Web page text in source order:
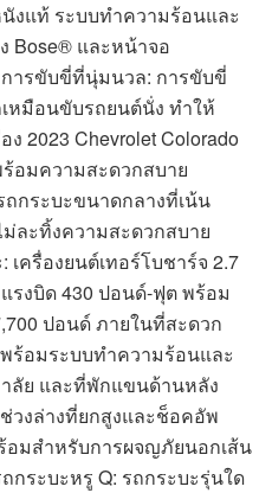
งแท้ ระบบทำความร้อนและ
Bose® และหน้าจอ
การขับขี่ที่นุ่มนวล: การขับขี่
หมือนขับรถยนต์นั่ง ทำให้
2023 Chevrolet Colorado
อมความสะดวกสบาย
ถกระบะขนาดกลางที่เน้น
ละทิ้งความสะดวกสบาย
ครื่องยนต์เทอร์โบชาร์จ 2.7
รงบิด 430 ปอนด์-ฟุต พร้อม
ปอนด์ ภายในที่สะดวก
ร้อมระบบทำความร้อนและ
ลัย และที่พักแขนด้านหลัง
วงล่างที่ยกสูงและช็อคอัพ
อมสำหรับการผจญภัยนอกเส้น
กระบะหรู Q: รถกระบะรุ่นใด